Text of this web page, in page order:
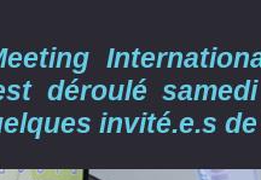
déroulé
invité.e.s